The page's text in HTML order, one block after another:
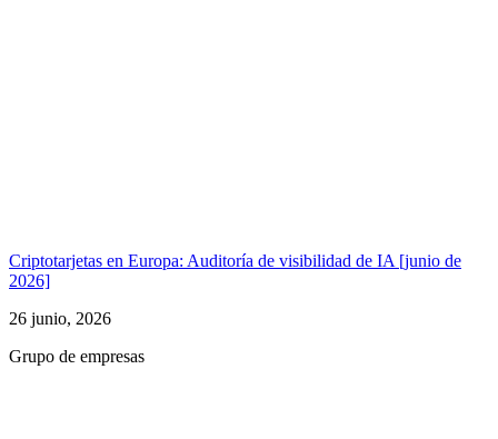
Criptotarjetas en Europa: Auditoría de visibilidad de IA [junio de
2026]
26 junio, 2026
Grupo de empresas